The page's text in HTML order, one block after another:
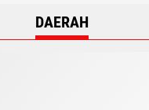
DAERAH